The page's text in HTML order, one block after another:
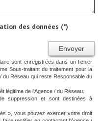
des données (*)
Envoyer
sont enregistrées dans un fichier
Sous-traitant du traitement pour la
du Réseau qui reste Responsable du
légitime de l'Agence / du Réseau.
suppression et sont destinées à
», vous pouvez exercer votre droit